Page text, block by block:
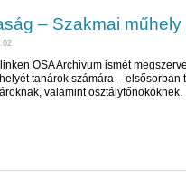
– Szakmai
OSA Archivum ismét
tanárok számára – elsősorban
valamint osztályfőnököknek.